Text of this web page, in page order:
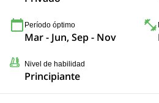
Período óptimo
Mar - Jun, Sep - Nov
Nivel de habilidad
Principiante